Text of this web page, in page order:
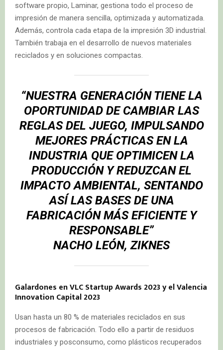
software propio, Laminar, gestiona todo el proceso de
impresión de manera sencilla, optimizada y automatizada.
Además, controla cada etapa de la impresión 3D industrial.
También trabaja en el desarrollo de nuevos materiales
reciclados y en soluciones compactas.
“NUESTRA GENERACIÓN TIENE LA
OPORTUNIDAD DE CAMBIAR LAS
REGLAS DEL JUEGO, IMPULSANDO
MEJORES PRÁCTICAS EN LA
INDUSTRIA QUE OPTIMICEN LA
PRODUCCIÓN Y REDUZCAN EL
IMPACTO AMBIENTAL, SENTANDO
ASÍ LAS BASES DE UNA
FABRICACIÓN MÁS EFICIENTE Y
RESPONSABLE”
NACHO LEÓN, ZIKNES
Galardones en VLC Startup Awards 2023 y el Valencia
Innovation Capital 2023
Usan hasta un 80 % de materiales reciclados en sus
procesos de fabricación. Todo ello a partir de residuos
industriales y posconsumo, como plásticos recuperados